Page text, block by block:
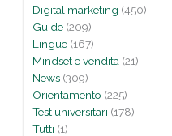
Digital marketing (450)
Guide (209)
Lingue (167)
Mindset e vendita (21)
News (309)
Orientamento (225)
Test universitari (178)
Tutti (1)